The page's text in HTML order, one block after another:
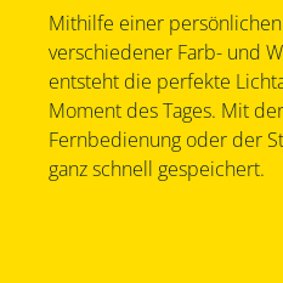
Mithilfe einer
verschiedener Farb- und
entsteht die perfekte
Moment des Tages. Mit
Fernbedienung oder der
ganz schnell gespeichert.